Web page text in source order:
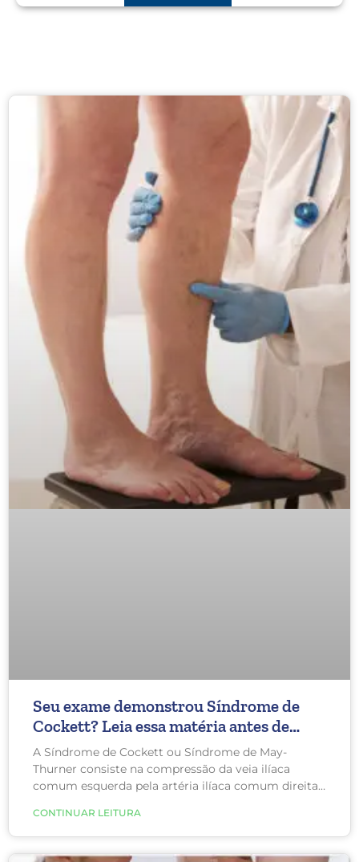
Seu exame demonstrou Síndrome de
Cockett? Leia essa matéria antes de
fazer uma cirurgia
A Síndrome de Cockett ou Síndrome de May-
Thurner consiste na compressão da veia ilíaca
comum esquerda pela artéria ilíaca comum direita.
esquerda para o coração, causando dor, edema e
varizes na perna esquerda. Em casos mais graves
pode causar, inclusive, trombose.
CONTINUAR LEITURA